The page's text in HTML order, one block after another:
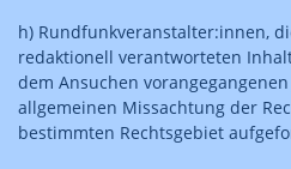
h) Rundfunkveranstalter:innen,
redaktionell verantworteten
dem Ansuchen
allgemeinen Missachtung der
bestimmten Rechtsgebiet